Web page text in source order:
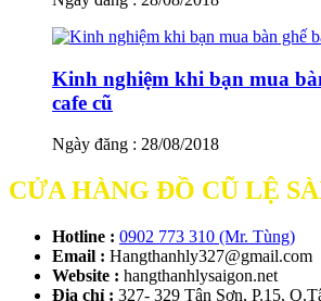
Kinh nghiệm khi bạn mua
cafe cũ
Ngày đăng : 28/08/2018
CỬA HÀNG ĐỒ CŨ LỆ
Hotline : 0902 773 310 (Mr. Tùng)
Email : Hangthanhly327@gmail.com
Website : hangthanhlysaigon.net
Địa chỉ : 327- 329 Tân Sơn, P.15,